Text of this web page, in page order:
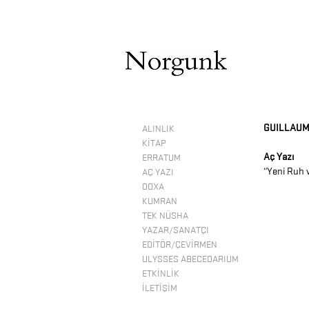
Aç Yazı
“Yeni Ruh
ALINLIK
KİTAP
ERRATUM
AÇ YAZI
DOXA
KUMRAN
TEK NÜSHA
YAZAR/SANATÇI
EDİTÖR/ÇEVİRMEN
ULYSSES ABECEDARIUM
ETKİNLİK
İLETİŞİM